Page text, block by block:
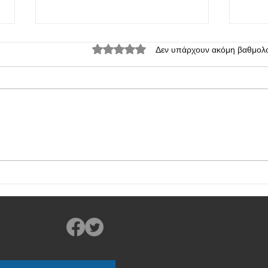
Βαθμολογήθηκε με 0 από 5 αστέρια.
Δεν υπάρχουν ακόμη